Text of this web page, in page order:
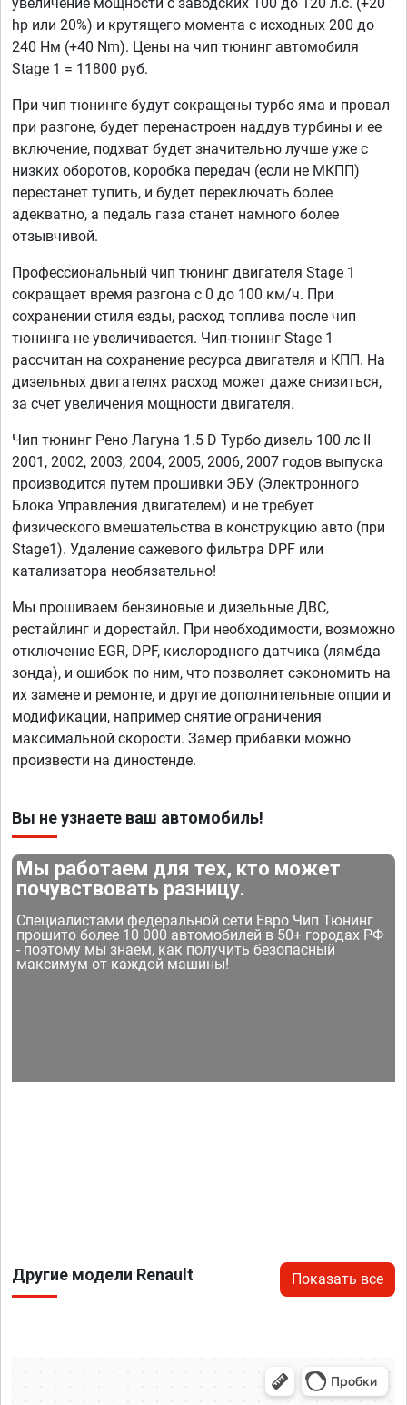
hp или 20%) и крутящего момента с исходных 200 до
240 Нм (+40 Nm). Цены на чип тюнинг автомобиля
Stage 1 = 11800 руб.
При чип тюнинге будут сокращены турбо яма и провал
при разгоне, будет перенастроен наддув турбины и ее
включение, подхват будет значительно лучше уже с
низких оборотов, коробка передач (если не МКПП)
перестанет тупить, и будет переключать более
адекватно, а педаль газа станет намного более
отзывчивой.
Профессиональный чип тюнинг двигателя Stage 1
сокращает время разгона с 0 до 100 км/ч. При
сохранении стиля езды, расход топлива после чип
тюнинга не увеличивается. Чип-тюнинг Stage 1
рассчитан на сохранение ресурса двигателя и КПП. На
дизельных двигателях расход может даже снизиться,
за счет увеличения мощности двигателя.
Чип тюнинг Рено Лагуна 1.5 D Турбо дизель 100 лс II
2001, 2002, 2003, 2004, 2005, 2006, 2007 годов выпуска
производится путем прошивки ЭБУ (Электронного
Блока Управления двигателем) и не требует
физического вмешательства в конструкцию авто (при
Stage1). Удаление сажевого фильтра DPF или
катализатора необязательно!
Мы прошиваем бензиновые и дизельные ДВС,
рестайлинг и дорестайл. При необходимости, возможно
отключение EGR, DPF, кислородного датчика (лямбда
зонда), и ошибок по ним, что позволяет сэкономить на
их замене и ремонте, и другие дополнительные опции и
модификации, например снятие ограничения
максимальной скорости. Замер прибавки можно
произвести на диностенде.
Вы не узнаете ваш автомобиль!
Мы работаем для тех, кто может
почувствовать разницу.
Специалистами федеральной сети Евро Чип Тюнинг
прошито более 10 000 автомобилей в 50+ городах РФ
- поэтому мы знаем, как получить безопасный
максимум от каждой машины!
Другие модели Renault Показать все